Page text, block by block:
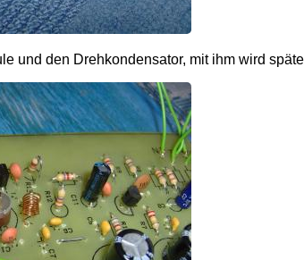
und den Drehkondensator, mit ihm wird